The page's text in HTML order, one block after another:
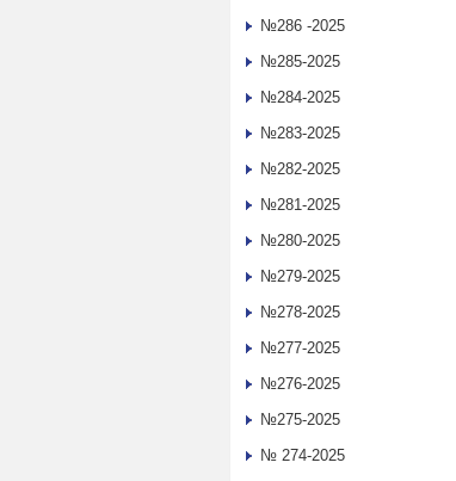
№286 -2025
№285-2025
№284-2025
№283-2025
№282-2025
№281-2025
№280-2025
№279-2025
№278-2025
№277-2025
№276-2025
№275-2025
№ 274-2025